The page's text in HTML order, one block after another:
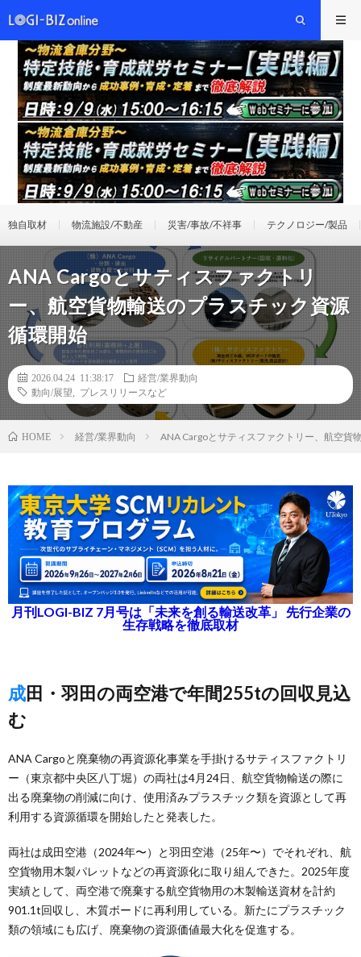
独自取材 物流施設/不動産 災害/事故/不祥事 テクノロジー/製品
ANA Cargoとサティスファクトリ
ー、航空貨物輸送のプラスチック資源
循環開始
2026.04.24 11:38:17
経営/業界動向
動向/展望
プレスリリースなど
HOME 経営/業界動向 ANA Cargoとサティスファクトリー、航空貨
月刊LOGI-BIZ 7月号は「未来を創る輸送改革」 先行企業の
生存戦略を徹底取材
成田・羽田の両空港で年間255tの回収見込
む
ANA Cargoと廃棄物の再資源化事業を手掛けるサティスファクトリ
ー（東京都中央区八丁堀）の両社は4月24日、航空貨物輸送の際に
出る廃棄物の削減に向け、使用済みプラスチック類を資源として再
利用する資源循環を開始したと発表した。
両社は成田空港（2024年〜）と羽田空港（25年〜）でそれぞれ、航
空貨物用木製パレットなどの再資源化に取り組んできた。2025年度
実績として、両空港で廃棄する航空貨物用の木製輸送資材を計約
901.1t回収し、木質ボードに再利用している。新たにプラスチック
類の領域にも広げ、廃棄物の資源価値最大化を促進する。